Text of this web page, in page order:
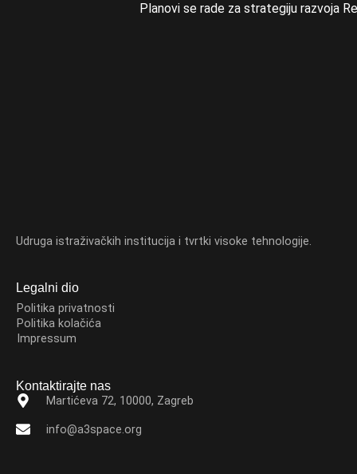
Planovi se rade za strategiju razvoja
Udruga istraživačkih institucija i tvrtki visoke tehnologije.
Legalni dio
Politika privatnosti
Politika kolačića
Impressum
Kontaktirajte nas
Martićeva 72, 10000, Zagreb
info@a3space.org